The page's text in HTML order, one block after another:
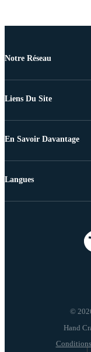
Notre Réseau
Liens Du Site
En Savoir Davantage
©
Langues